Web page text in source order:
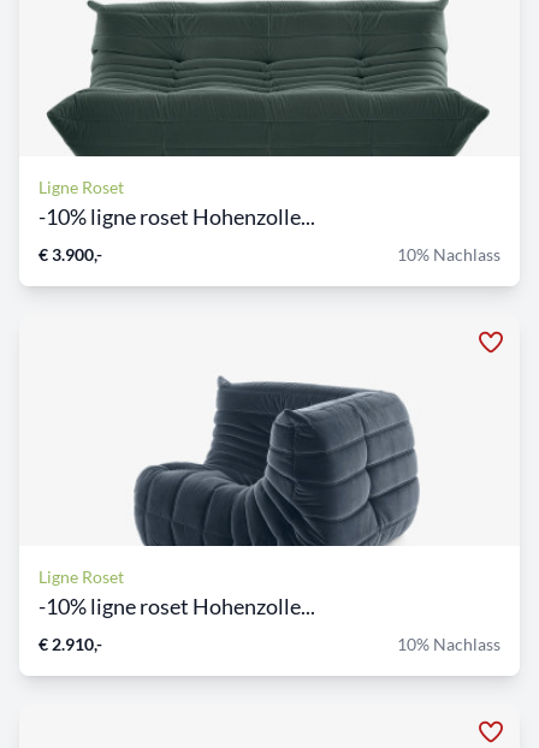
Ligne Roset
-10% ligne roset Hohenzolle...
€ 3.900,- 10% Nachlass
Ligne Roset
-10% ligne roset Hohenzolle...
€ 2.910,- 10% Nachlass